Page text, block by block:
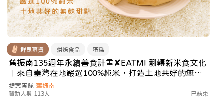
群眾募資 烘焙食品 蛋糕
舊振南135週年永續善食計畫✘EATMI 翻轉新米食文化
｜來自臺灣在地嚴選100%純米，打造土地共好的無麩
甜點—乳酪米蛋糕
提案團隊 舊振南
贊助人數 113人 已結束